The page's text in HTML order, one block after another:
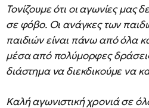
Τονίζουμε ότι οι αγωνίες μας
σε φόβο. Οι ανάγκες των
παιδιών είναι πάνω από όλα
μέσα από πολύμορφες
διάστημα να διεκδικούμε να
Καλή αγωνιστική χρονιά σε